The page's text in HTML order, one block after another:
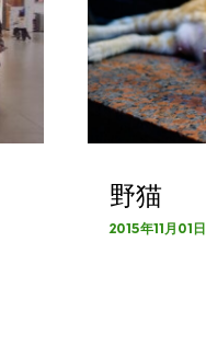
野猫
2015年11月01日